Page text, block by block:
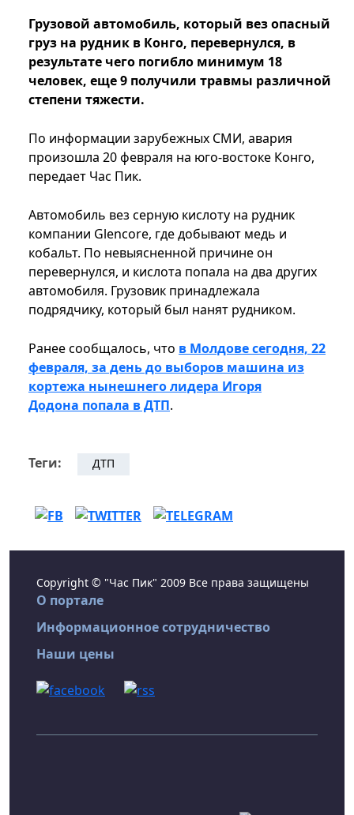
Грузовой автомобиль, который вез опасный
груз на рудник в Конго, перевернулся, в
результате чего погибло минимум 18
человек, еще 9 получили травмы различной
степени тяжести.
По информации зарубежных СМИ, авария
произошла 20 февраля на юго-востоке Конго,
передает Час Пик.
Автомобиль вез серную кислоту на рудник
компании Glencore, где добывают медь и
кобальт. По невыясненной причине он
перевернулся, и кислота попала на два других
автомобиля. Грузовик принадлежала
подрядчику, который был нанят рудником.
Ранее сообщалось, что в Молдове сегодня, 22
февраля, за день до выборов машина из
кортежа нынешнего лидера Игоря
Додона попала в ДТП.
Теги: ДТП
Copyright © "Час Пик" 2009 Все права защищены
О портале
Информационное сотрудничество
Наши цены